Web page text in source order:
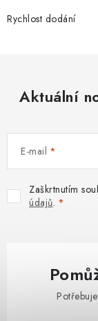
Rychlost dodání
Aktuální
E-mail
Zaškrtnutím
údajů.